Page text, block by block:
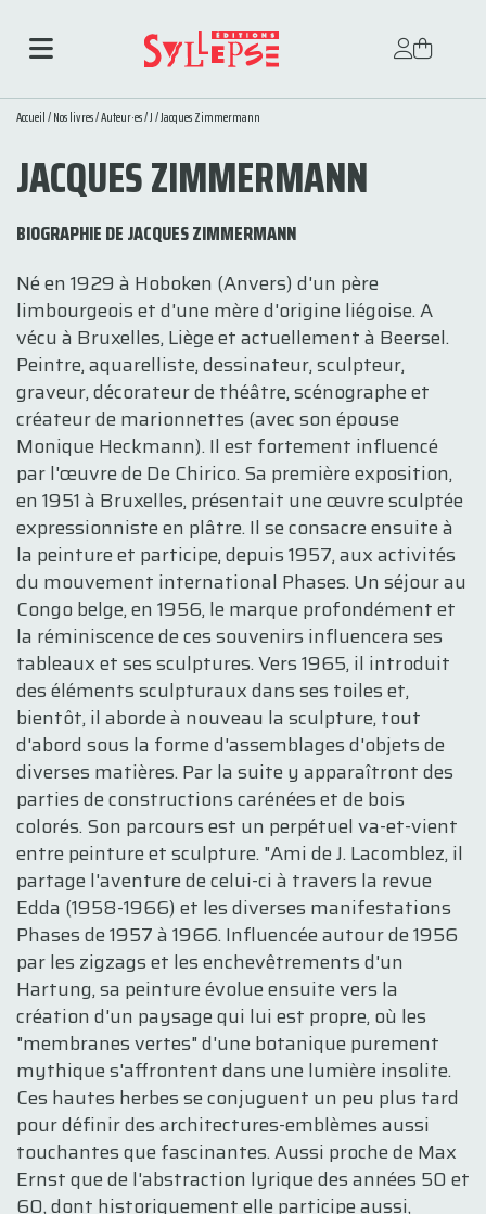
Accueil/Nos livres/Auteur·es/J/ Jacques Zimmermann
JACQUES ZIMMERMANN
BIOGRAPHIE DE JACQUES ZIMMERMANN
Né en 1929 à Hoboken (Anvers) d'un père
limbourgeois et d'une mère d'origine liégoise. A
vécu à Bruxelles, Liège et actuellement à Beersel.
Peintre, aquarelliste, dessinateur, sculpteur,
graveur, décorateur de théâtre, scénographe et
créateur de marionnettes (avec son épouse
Monique Heckmann). Il est fortement influencé
par l'œuvre de De Chirico. Sa première exposition,
en 1951 à Bruxelles, présentait une œuvre sculptée
expressionniste en plâtre. Il se consacre ensuite à
la peinture et participe, depuis 1957, aux activités
du mouvement international Phases. Un séjour au
Congo belge, en 1956, le marque profondément et
la réminiscence de ces souvenirs influencera ses
tableaux et ses sculptures. Vers 1965, il introduit
des éléments sculpturaux dans ses toiles et,
bientôt, il aborde à nouveau la sculpture, tout
d'abord sous la forme d'assemblages d'objets de
diverses matières. Par la suite y apparaîtront des
parties de constructions carénées et de bois
colorés. Son parcours est un perpétuel va-et-vient
entre peinture et sculpture. "Ami de J. Lacomblez, il
partage l'aventure de celui-ci à travers la revue
Edda (1958-1966) et les diverses manifestations
Phases de 1957 à 1966. Influencée autour de 1956
par les zigzags et les enchevêtrements d'un
Hartung, sa peinture évolue ensuite vers la
création d'un paysage qui lui est propre, où les
"membranes vertes" d'une botanique purement
mythique s'affrontent dans une lumière insolite.
Ces hautes herbes se conjuguent un peu plus tard
pour définir des architectures-emblèmes aussi
touchantes que fascinantes. Aussi proche de Max
Ernst que de l'abstraction lyrique des années 50 et
60, dont historiquement elle participe aussi,